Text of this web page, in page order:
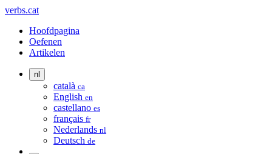
verbs.cat
Hoofdpagina
Oefenen
Artikelen
nl
català ca
English en
castellano es
français fr
Nederlands nl
Deutsch de